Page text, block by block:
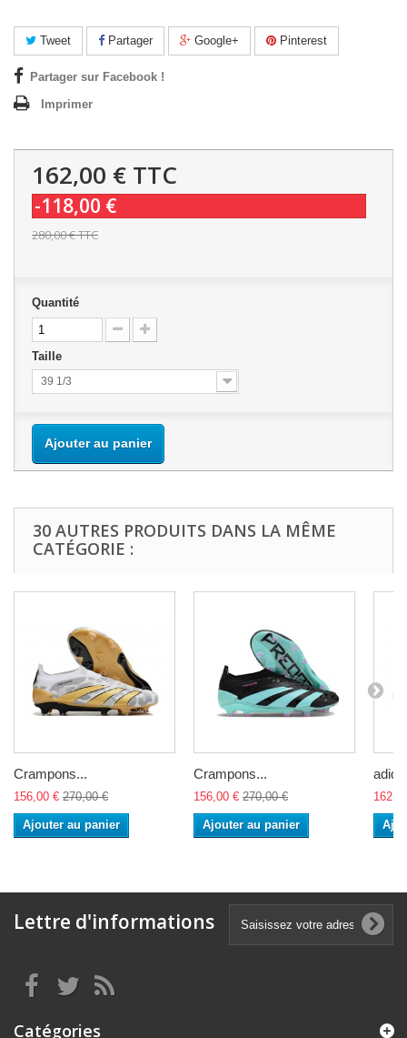
Tweet Partager Google+ Pinterest
Partager sur Facebook !
Imprimer
162,00 € TTC
-118,00 €
280,00 €TTC
Quantité
Taille
39 1/3
Ajouter au panier
30 AUTRES PRODUITS DANS LA MÊME
CATÉGORIE :
Crampons...
156,00 € 270,00 €
Ajouter au panier
Crampons...
156,00 € 270,00 €
Ajouter au panier
Lettre d'informations
Catégories